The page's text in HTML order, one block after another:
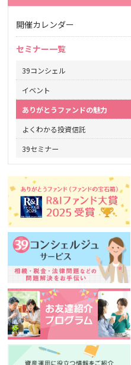
開催カレンダー
セミナー一覧
39コンシェル
イベント
ありがとうファンドの魅力
よくわかる投資信託
39セミナー